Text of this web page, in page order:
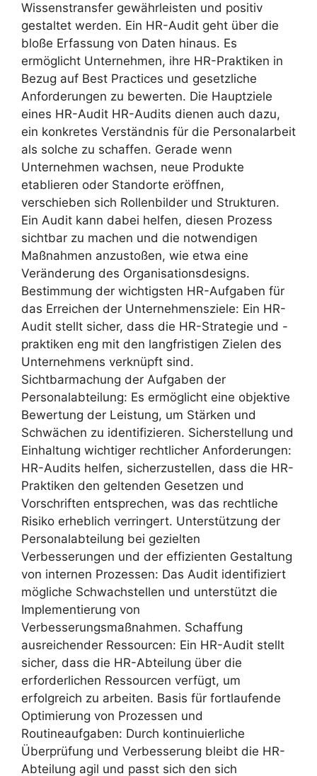
Wissenstransfer gewährleisten und positiv
gestaltet werden. Ein HR-Audit geht über die
bloße Erfassung von Daten hinaus. Es
ermöglicht Unternehmen, ihre HR-Praktiken in
Bezug auf Best Practices und gesetzliche
Anforderungen zu bewerten. Die Hauptziele
eines HR-Audit HR-Audits dienen auch dazu,
ein konkretes Verständnis für die Personalarbeit
als solche zu schaffen. Gerade wenn
Unternehmen wachsen, neue Produkte
etablieren oder Standorte eröffnen,
verschieben sich Rollenbilder und Strukturen.
Ein Audit kann dabei helfen, diesen Prozess
sichtbar zu machen und die notwendigen
Maßnahmen anzustoßen, wie etwa eine
Veränderung des Organisationsdesigns.
Bestimmung der wichtigsten HR-Aufgaben für
das Erreichen der Unternehmensziele: Ein HR-
Audit stellt sicher, dass die HR-Strategie und -
praktiken eng mit den langfristigen Zielen des
Unternehmens verknüpft sind.
Sichtbarmachung der Aufgaben der
Personalabteilung: Es ermöglicht eine objektive
Bewertung der Leistung, um Stärken und
Schwächen zu identifizieren. Sicherstellung und
Einhaltung wichtiger rechtlicher Anforderungen:
HR-Audits helfen, sicherzustellen, dass die HR-
Praktiken den geltenden Gesetzen und
Vorschriften entsprechen, was das rechtliche
Risiko erheblich verringert. Unterstützung der
Personalabteilung bei gezielten
Verbesserungen und der effizienten Gestaltung
von internen Prozessen: Das Audit identifiziert
mögliche Schwachstellen und unterstützt die
Implementierung von
Verbesserungsmaßnahmen. Schaffung
ausreichender Ressourcen: Ein HR-Audit stellt
sicher, dass die HR-Abteilung über die
erforderlichen Ressourcen verfügt, um
erfolgreich zu arbeiten. Basis für fortlaufende
Optimierung von Prozessen und
Routineaufgaben: Durch kontinuierliche
Überprüfung und Verbesserung bleibt die HR-
Abteilung agil und passt sich den sich